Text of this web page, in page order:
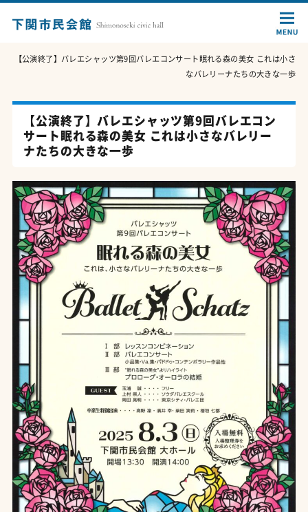
【公演終了】バレエシャッツ第9回バレエコンサート眠れる森の美女 これは小さ
なバレリーナたちの大きな一歩
【公演終了】バレエシャッツ第9回バレエコン
サート眠れる森の美女 これは小さなバレリー
ナたちの大きな一歩